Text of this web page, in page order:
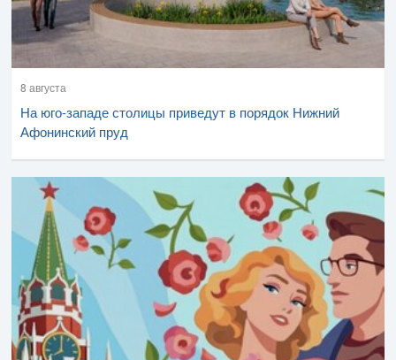
8 августа
На юго-западе столицы приведут в порядок Нижний
Афонинский пруд